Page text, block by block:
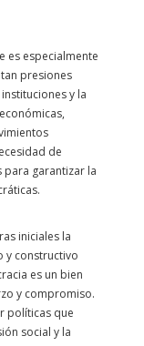
es especialmente
presiones
y la
de
garantizar la
iniciales la
y constructivo
es un bien
y compromiso.
políticas que
social y la